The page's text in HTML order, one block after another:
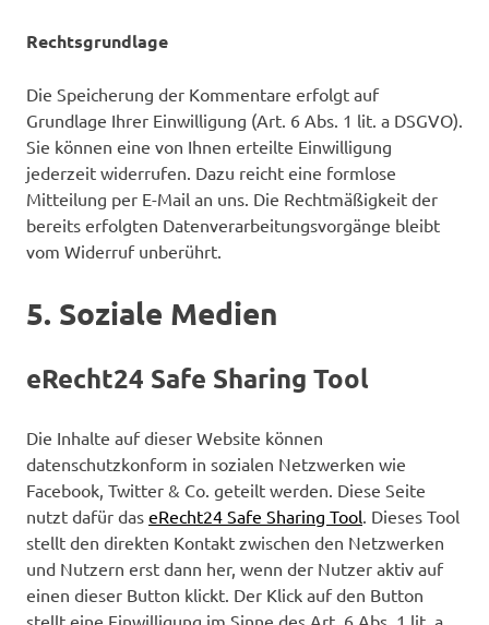
Rechtsgrundlage
Die Speicherung der Kommentare erfolgt auf
Grundlage Ihrer Einwilligung (Art. 6 Abs. 1 lit. a DSGVO).
Sie können eine von Ihnen erteilte Einwilligung
jederzeit widerrufen. Dazu reicht eine formlose
Mitteilung per E-Mail an uns. Die Rechtmäßigkeit der
bereits erfolgten Datenverarbeitungsvorgänge bleibt
vom Widerruf unberührt.
5. Soziale Medien
eRecht24 Safe Sharing Tool
Die Inhalte auf dieser Website können
datenschutzkonform in sozialen Netzwerken wie
Facebook, Twitter & Co. geteilt werden. Diese Seite
nutzt dafür das eRecht24 Safe Sharing Tool . Dieses Tool
stellt den direkten Kontakt zwischen den Netzwerken
und Nutzern erst dann her, wenn der Nutzer aktiv auf
einen dieser Button klickt. Der Klick auf den Button
stellt eine Einwilligung im Sinne des Art. 6 Abs. 1 lit. a